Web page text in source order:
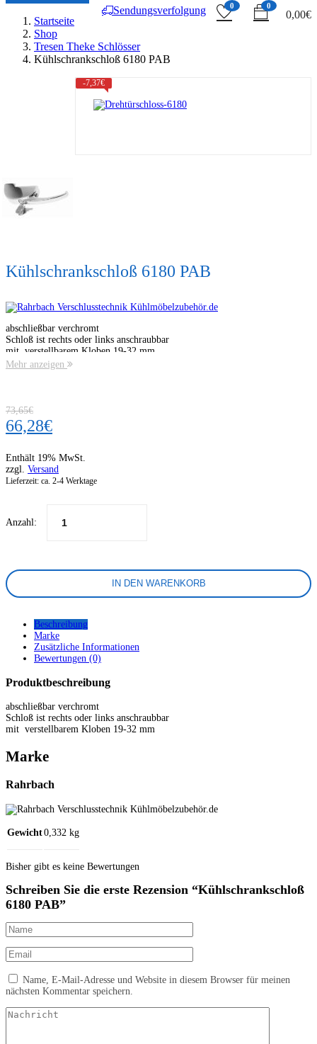
0
0,00€
0
Sendungsverfolgung
Startseite
Shop
Tresen Theke Schlösser
Kühlschrankschloß 6180 PAB
-7,37€
Kühlschrankschloß 6180 PAB
abschließbar verchromt
Schloß ist rechts oder links anschraubbar
mit verstellbarem Kloben 19-32 mm
Mehr anzeigen
73,65€
Ursprünglicher
war:
73,65€
66,28€Aktueller
ist:
66,28€.
Enthält 19% MwSt.
zzgl. Versand
Lieferzeit: ca. 2-4 Werktage
Anzahl:
IN DEN WARENKORB
Beschreibung
Marke
Zusätzliche Informationen
Bewertungen (0)
Produktbeschreibung
abschließbar verchromt
Schloß ist rechts oder links anschraubbar
mit verstellbarem Kloben 19-32 mm
Marke
Rahrbach
Gewicht0,332 kg
Bisher gibt es keine Bewertungen
Schreiben Sie die erste Rezension “Kühlschrankschloß
6180 PAB”
Name, E-Mail-Adresse und Website in diesem Browser für meinen
nächsten Kommentar speichern.